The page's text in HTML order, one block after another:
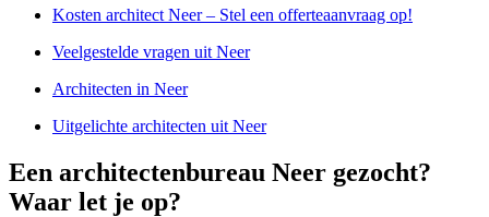
Kosten architect Neer – Stel een offerteaanvraag op!
Veelgestelde vragen uit Neer
Architecten in Neer
Uitgelichte architecten uit Neer
Een architectenbureau Neer gezocht?
Waar let je op?